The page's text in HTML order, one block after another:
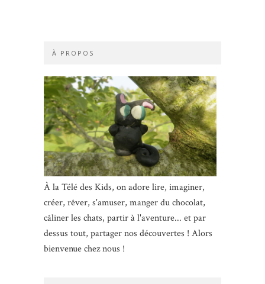
À PROPOS
À la Télé des Kids, on adore lire, imaginer,
créer, rêver, s'amuser, manger du chocolat,
câliner les chats, partir à l'aventure... et par
dessus tout, partager nos découvertes ! Alors
bienvenue chez nous !